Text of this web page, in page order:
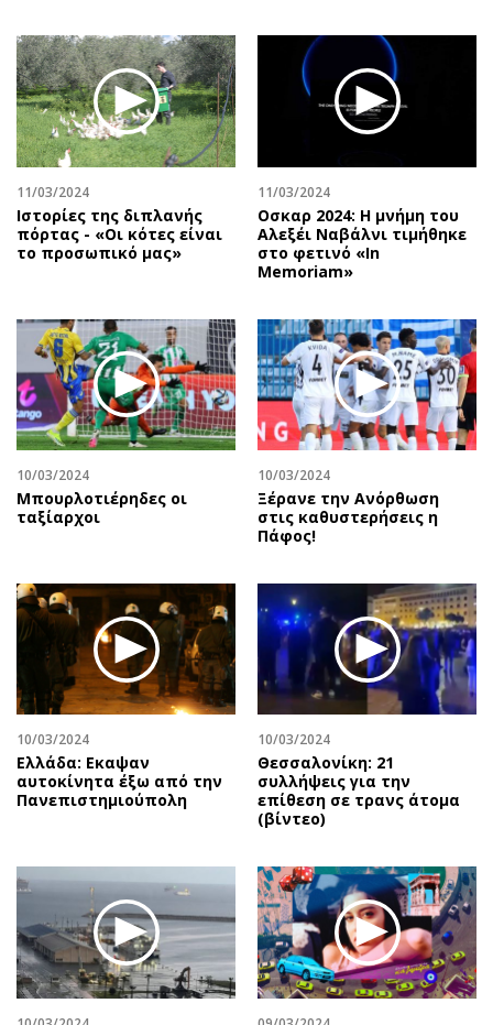
Περιβάλλον
Ελλάδα
Κόσμος
Παράξενα
Πολιτισμός
Σινεμά
Θέατρο-Χορός
Μουσική
Βιβλίο
Χειρόγραφα
Ταξίδια
Συνταγές
Έξοδος
Εκπομπές
Wine routes
Podcasts
Uncut
Προσωπικότητες στην ''Κ''
Επιστολές
11/03/2024
Ιστορίες της διπλανής
πόρτας - «Οι κότες είναι
το προσωπικό μας»
11/03/2024
Οσκαρ 2024: Η μνήμη του
Αλεξέι Ναβάλνι τιμήθηκε
στο φετινό «In
Memoriam»
10/03/2024
Μπουρλοτιέρηδες οι
ταξίαρχοι
10/03/2024
Ξέρανε την Ανόρθωση
στις καθυστερήσεις η
Πάφος!
10/03/2024
Ελλάδα: Εκαψαν
αυτοκίνητα έξω από την
Πανεπιστημιούπολη
10/03/2024
Θεσσαλονίκη: 21
συλλήψεις για την
επίθεση σε τρανς άτομα
(βίντεο)